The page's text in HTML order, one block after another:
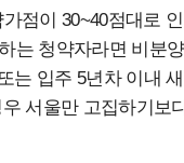
점이 30~40점대로
는 청약자라면 비분
는 입주 5년차 이내
서울만 고집하기